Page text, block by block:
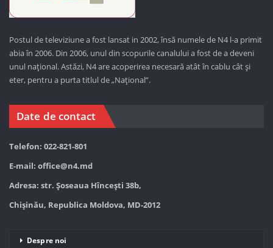
Postul de televiziune a fost lansat in 2002, însă numele de N4 l-a primit
abia în 2006. Din 2006, unul din scopurile canalului a fost de a deveni
unul național. Astăzi, N4 are acoperirea necesară atât în cablu cât și
eter, pentru a purta titlul de „Național”.
Date de contact
Telefon: 022-821-801
E-mail: office@n4.md
Adresa: str. Șoseaua Hînceşti 38b,
Chișinău, Republica Moldova, MD-2012
Despre noi